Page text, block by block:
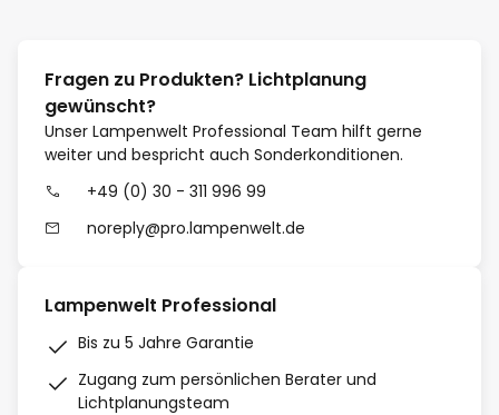
Fragen zu Produkten? Lichtplanung
gewünscht?
Unser Lampenwelt Professional Team hilft gerne
weiter und bespricht auch Sonderkonditionen.
+49 (0) 30 - 311 996 99
noreply@pro.lampenwelt.de
Lampenwelt Professional
Bis zu 5 Jahre Garantie
Zugang zum persönlichen Berater und
Lichtplanungsteam